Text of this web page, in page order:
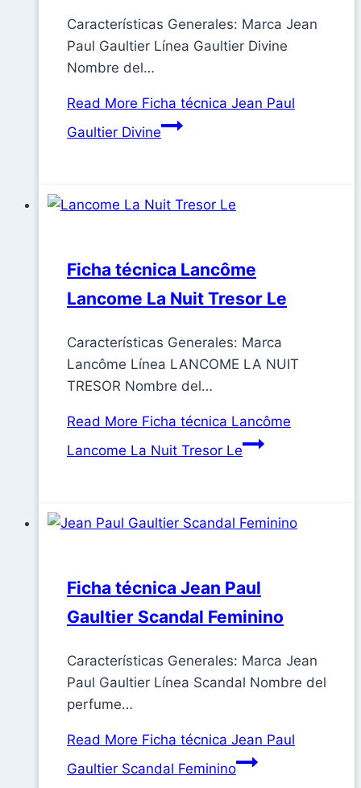
Características Generales: Marca Jean
Paul Gaultier Línea Gaultier Divine
Nombre del…
Read More Ficha técnica Jean Paul
Gaultier Divine
Ficha técnica Lancôme
Lancome La Nuit Tresor Le
Características Generales: Marca
Lancôme Línea LANCOME LA NUIT
TRESOR Nombre del…
Read More Ficha técnica Lancôme
Lancome La Nuit Tresor Le
Ficha técnica Jean Paul
Gaultier Scandal Feminino
Características Generales: Marca Jean
Paul Gaultier Línea Scandal Nombre del
perfume…
Read More Ficha técnica Jean Paul
Gaultier Scandal Feminino